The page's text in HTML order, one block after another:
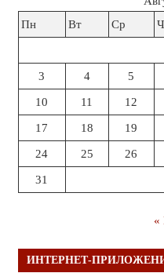
Пн
Вт Ср
3 4 5
10 11 12
17 18 19
24 25 26
31
«
ИНТЕРНЕТ-